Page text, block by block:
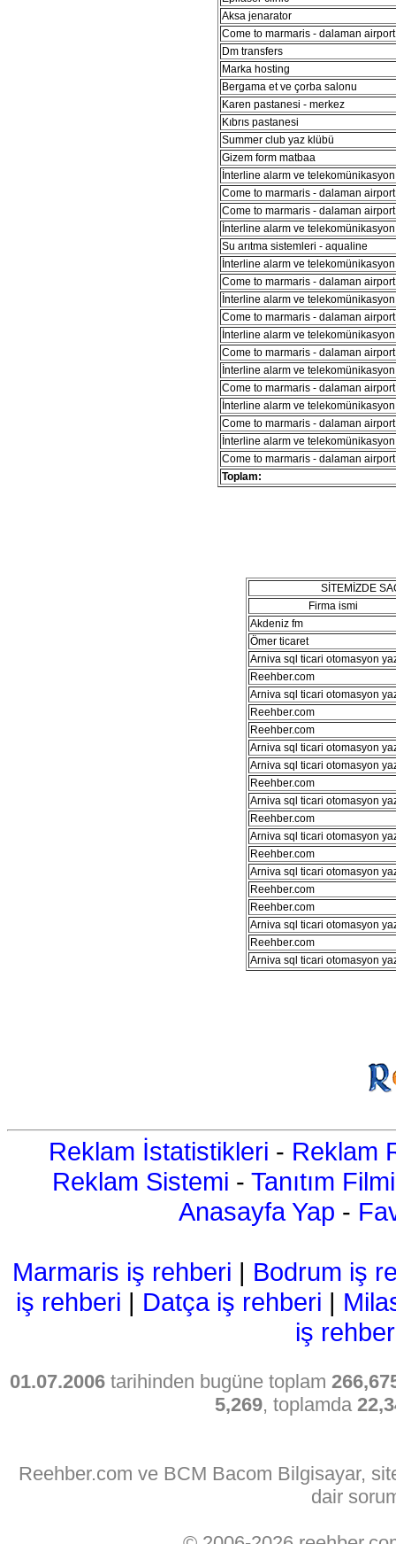
Aksa jenarator
Come to marmaris - dalaman
Dm transfers
Marka hosting
Bergama et ve çorba salonu
Karen pastanesi - merkez
Kıbrıs pastanesi
Summer club yaz klübü
Gizem form matbaa
İnterline alarm ve
Come to marmaris - dalaman
Come to marmaris - dalaman
İnterline alarm ve
Su arıtma sistemleri - aqualine
İnterline alarm ve
Come to marmaris - dalaman
İnterline alarm ve
Come to marmaris - dalaman
İnterline alarm ve
Come to marmaris - dalaman
İnterline alarm ve
Come to marmaris - dalaman
İnterline alarm ve
Come to marmaris - dalaman
İnterline alarm ve
Come to marmaris - dalaman
Toplam:
SİTEMİZDE
Firma ismi
Akdeniz fm
Ömer ticaret
Arniva sql ticari otomasyon
Reehber.com
Arniva sql ticari otomasyon
Reehber.com
Reehber.com
Arniva sql ticari otomasyon
Arniva sql ticari otomasyon
Reehber.com
Arniva sql ticari otomasyon
Reehber.com
Arniva sql ticari otomasyon
Reehber.com
Arniva sql ticari otomasyon
Reehber.com
Reehber.com
Arniva sql ticari otomasyon
Reehber.com
Arniva sql ticari otomasyon
Reklam İstatistikleri - Reklam
Reklam Sistemi - Tanıtım Filmi
Anasayfa Yap -
Marmaris iş rehberi | Bodrum iş
iş rehberi | Datça iş rehberi |
iş
01.07.2006 tarihinden bugüne toplam
5,269, toplamda
Reehber.com ve BCM Bacom Bilgisayar,
dair